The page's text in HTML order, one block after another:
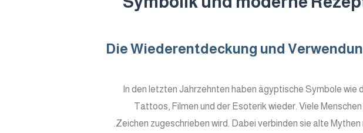
Die Wiederentdeckung und
In den letzten Jahrzehnten haben ägyptische Symbole wie
Tattoos, Filmen und der Esoterik wieder. Viele
Zeichen zugeschrieben wird. Dabei verbinden sie alte